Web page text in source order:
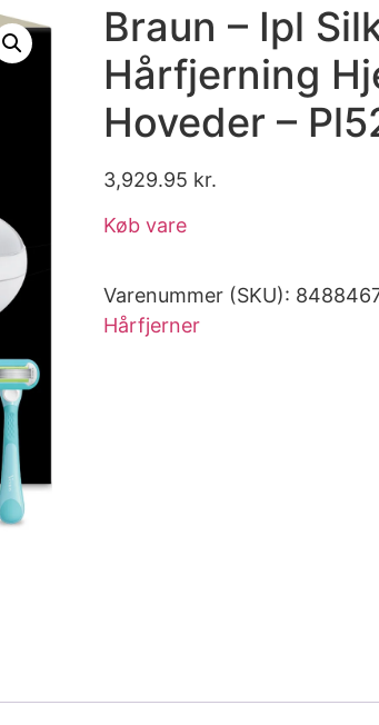
Braun – Ipl
Hårfjerning
Hoveder –
3,929.95 kr.
Køb vare
Varenummer (SKU):
Hårfjerner